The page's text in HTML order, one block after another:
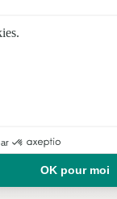
sur-l’Escaut